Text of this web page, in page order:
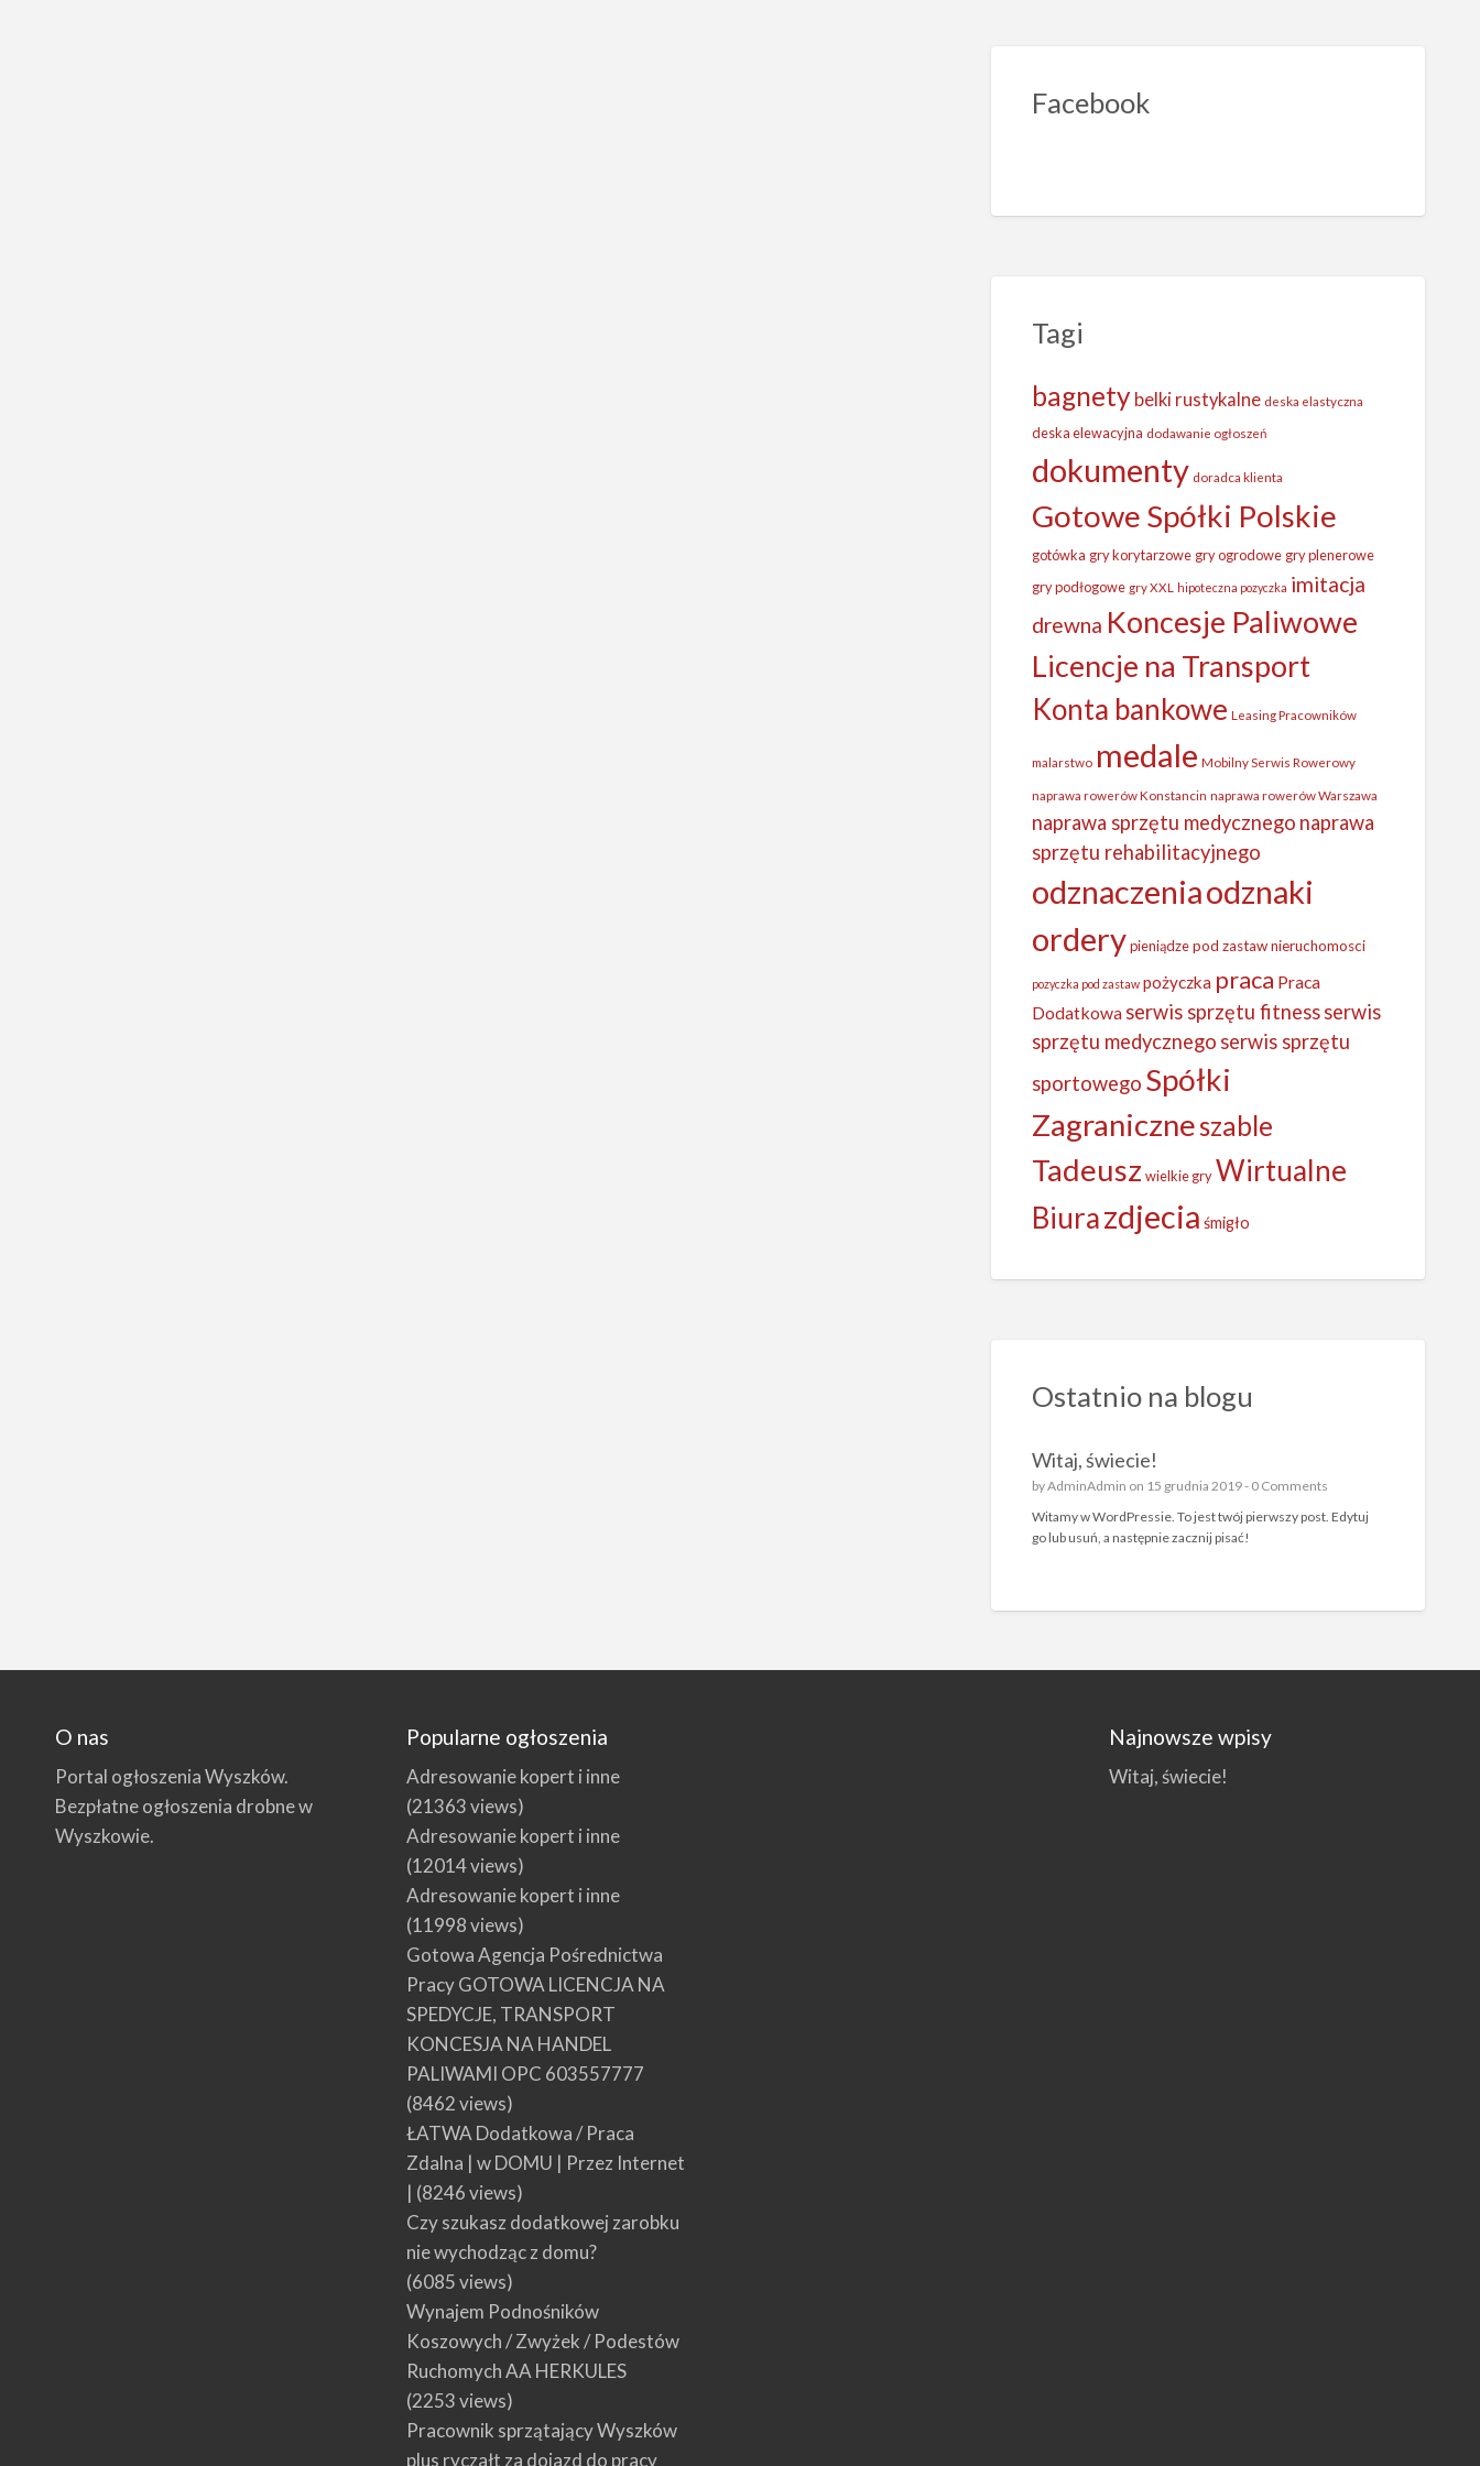
Facebook
Tagi
bagnety belki rustykalne deska elastyczna
deska elewacyjna dodawanie ogłoszeń
dokumenty doradca klienta
Gotowe Spółki Polskie
gotówka gry korytarzowe gry ogrodowe gry plenerowe
gry podłogowe gry XXL hipoteczna pozyczka imitacja
drewna Koncesje Paliwowe
Licencje na Transport
Konta bankowe Leasing Pracowników
malarstwo medale Mobilny Serwis Rowerowy
naprawa rowerów Konstancin naprawa rowerów Warszawa
naprawa sprzętu medycznego naprawa
sprzętu rehabilitacyjnego
odznaczeniaodznaki
ordery pieniądze pod zastaw nieruchomosci
pozyczka pod zastaw pożyczka praca Praca
Dodatkowa serwis sprzętu fitness serwis
sprzętu medycznego serwis sprzętu
sportowego Spółki
Zagraniczneszable
Tadeusz wielkie gry Wirtualne
Biurazdjecia śmigło
Ostatnio na blogu
Witaj, świecie!
byAdminAdmin on 15 grudnia 2019 - 0 Comments
Witamy w WordPressie. To jest twój pierwszy post. Edytuj
go lub usuń, a następnie zacznij pisać!
O nas
Portal ogłoszenia Wyszków.
Bezpłatne ogłoszenia drobne w
Wyszkowie.
Popularne ogłoszenia
Adresowanie kopert i inne
(21363 views)
Adresowanie kopert i inne
(12014 views)
Adresowanie kopert i inne
(11998 views)
Gotowa Agencja Pośrednictwa
Pracy GOTOWA LICENCJA NA
SPEDYCJE, TRANSPORT
KONCESJA NA HANDEL
PALIWAMI OPC 603557777
(8462 views)
ŁATWA Dodatkowa / Praca
Zdalna | w DOMU | Przez Internet
| (8246 views)
Czy szukasz dodatkowej zarobku
nie wychodząc z domu?
(6085 views)
Wynajem Podnośników
Koszowych / Zwyżek / Podestów
Ruchomych AA HERKULES
(2253 views)
Pracownik sprzątający Wyszków
plus ryczałt za dojazd do pracy
Najnowsze wpisy
Witaj, świecie!